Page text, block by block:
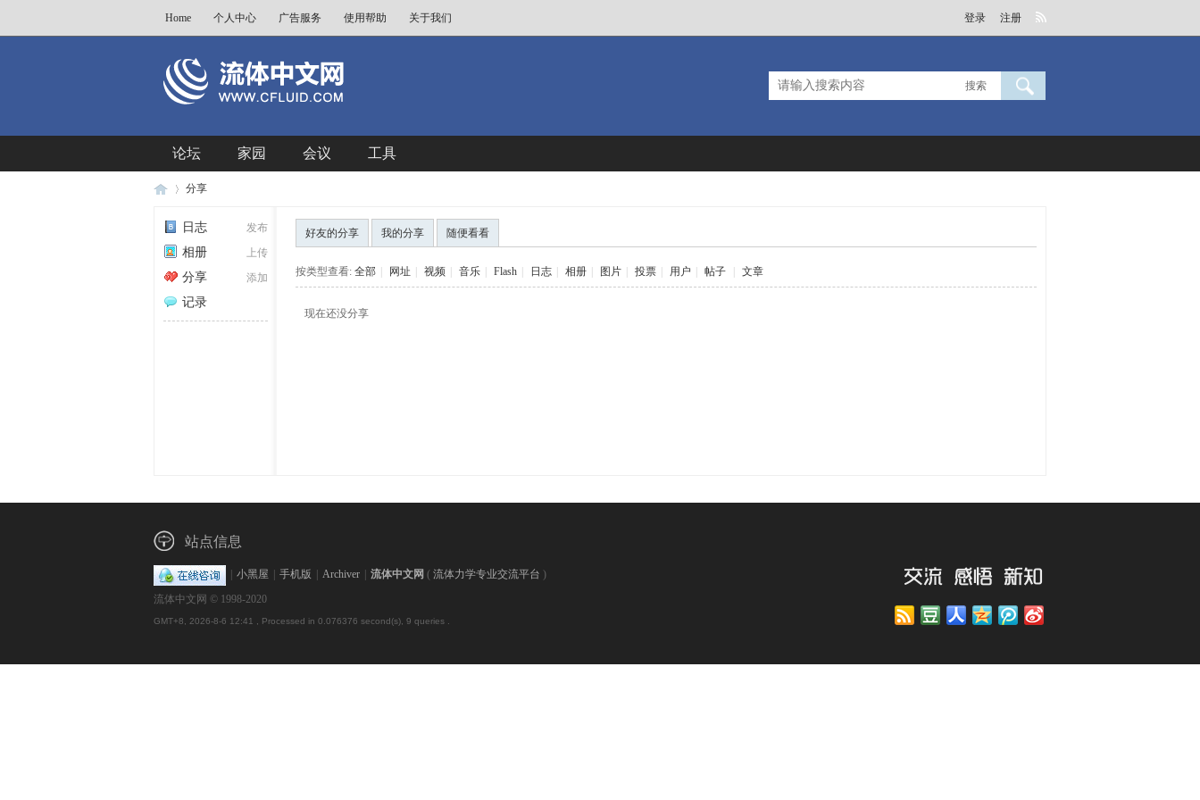
Home 个人中心 广告服务 使用帮助 关于我们 登录 注册
搜索
论坛 家园 会议 工具
中
分享
发布
日志
上传
相册
添加
分享
记录
好友的分享 我的分享 随便看看
按类型查看: 全部 网址 视频 音乐 Flash 日志 相册 图片 投票 用户 帖子 文章
现在还没分享
站点信息
小黑屋 手机版 Archiver 流体中文网 ( 流体力学专业交流平台 )
流体中文网 © 1998-2020
GMT+8, 2026-8-6 12:41 , Processed in 0.076376 second(s), 9 queries .